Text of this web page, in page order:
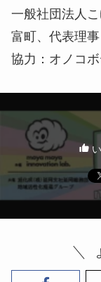
一般社団法人
富町、代表理事
協力：オノコ